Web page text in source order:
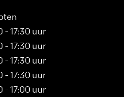
- 17:30 uur
- 17:30 uur
- 17:30 uur
- 17:30 uur
- 17:00 uur